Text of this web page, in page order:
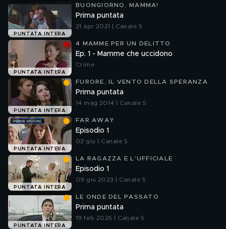
PUNTATA INTERA
BUONGIORNO, MAMMA!
Prima puntata
21 apr 2021 | Canale 5
PUNTATA INTERA
4 MAMME PER UN DELITTO
Ep. 1 - Mamme che uccidono
Crime
PUNTATA INTERA
FURORE, IL VENTO DELLA SPERANZA
Prima puntata
14 mag 2014 | Canale 5
PUNTATA INTERA
FAR AWAY
Episodio 1
03 giu | Canale 5
PUNTATA INTERA
LA RAGAZZA E L'UFFICIALE
Episodio 1
09 giu 2023 | Canale 5
PUNTATA INTERA
LE ONDE DEL PASSATO
Prima puntata
19 feb 2025 | Canale 5